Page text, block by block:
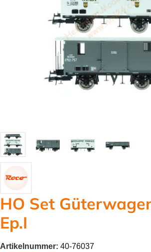
HO Set
Ep.I
Artikelnummer: 40-76037